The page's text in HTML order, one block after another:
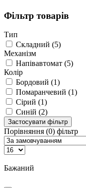
Фільтр товарів
Тип
Складний (5)
Механізм
Напівавтомат (5)
Колір
Бордовий (1)
Помаранчевий (1)
Сірий (1)
Синій (2)
Застосувати фільтр
Порівняння (0) фільтр
Бажаний